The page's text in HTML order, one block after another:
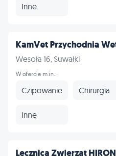
Inne
KamVet Przychodnia
Wesoła 16, Suwałki
W ofercie m.in.:
Czipowanie Chirurgia
Inne
Lecznica Zwierząt